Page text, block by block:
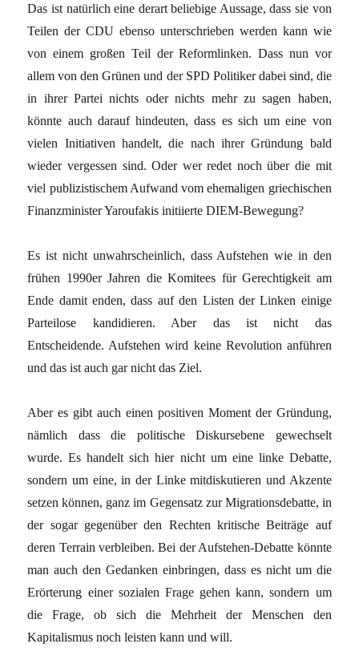
Das ist natürlich eine derart beliebige Aussage, dass sie von
Teilen der CDU ebenso unterschrieben werden kann wie
von einem großen Teil der Reformlinken. Dass nun vor
allem von den Grünen und der SPD Politiker dabei sind, die
in ihrer Partei nichts oder nichts mehr zu sagen haben,
könnte auch darauf hindeuten, dass es sich um eine von
vielen Initiativen handelt, die nach ihrer Gründung bald
wieder vergessen sind. Oder wer redet noch über die mit
viel publizistischem Aufwand vom ehemaligen griechischen
Finanzminister Yaroufakis initiierte DIEM-Bewegung?
Es ist nicht unwahrscheinlich, dass Aufstehen wie in den
frühen 1990er Jahren die Komitees für Gerechtigkeit am
Ende damit enden, dass auf den Listen der Linken einige
Parteilose kandidieren. Aber das ist nicht das
Entscheidende. Aufstehen wird keine Revolution anführen
und das ist auch gar nicht das Ziel.
Aber es gibt auch einen positiven Moment der Gründung,
nämlich dass die politische Diskursebene gewechselt
wurde. Es handelt sich hier nicht um eine linke Debatte,
sondern um eine, in der Linke mitdiskutieren und Akzente
setzen können, ganz im Gegensatz zur Migrationsdebatte, in
der sogar gegenüber den Rechten kritische Beiträge auf
deren Terrain verbleiben. Bei der Aufstehen-Debatte könnte
man auch den Gedanken einbringen, dass es nicht um die
Erörterung einer sozialen Frage gehen kann, sondern um
die Frage, ob sich die Mehrheit der Menschen den
Kapitalismus noch leisten kann und will.